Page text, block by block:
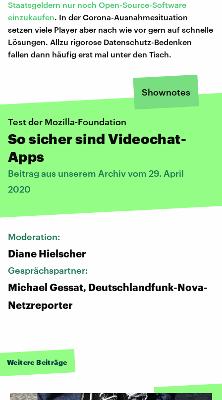
Staatsgeldern nur noch Open-Source-Software
einzukaufen. In der Corona-Ausnahmesituation
setzen viele Player aber nach wie vor gern auf schnelle
Lösungen. Allzu rigorose Datenschutz-Bedenken
fallen dann häufig erst mal unter den Tisch.
Shownotes
Test der Mozilla-Foundation
So sicher sind Videochat-
Apps
Beitrag aus unserem Archiv vom 29. April
2020
Moderation:
Diane Hielscher
Gesprächspartner:
Michael Gessat, Deutschlandfunk-Nova-
Netzreporter
Weitere Beiträge